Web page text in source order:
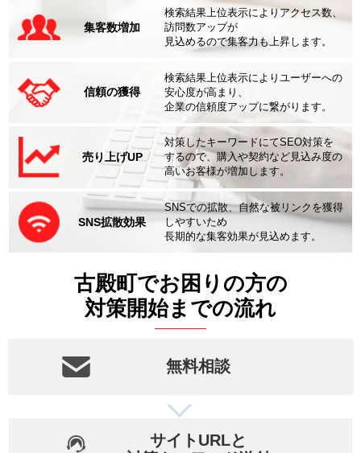
集客数増加
検索結果上位表示によりアクセス数、
訪問数アップが
見込めるので集客力も上昇します。
信頼の獲得
検索結果上位表示によりユーザーへの
安心度が高まり、
企業の信頼度アップに繋がります。
売り上げUP
対策したキーワードにてSEO対策を
するので、購入や契約など見込み度の
高いお客様が増加します。
SNS拡散効果
SNSでの拡散、自然な被リンクを獲得
しやすいため
長期的な集客効果が見込めます。
古殿町でお困りの方の
対策開始までの流れ
無料相談
サイトURLと